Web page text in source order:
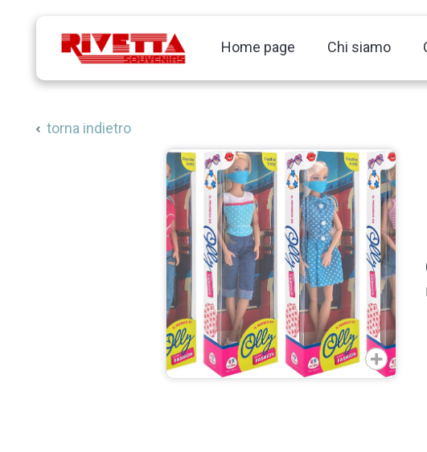
Home page Chi siamo
torna indietro